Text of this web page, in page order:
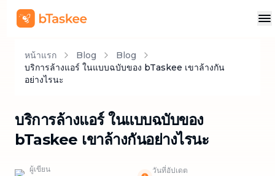
หน้าแรก Blog
Blog
บริการล้างแอร์ ในแบบฉบับของ bTaskee เขาล้างกัน
อย่างไรนะ
บริการล้างแอร์ ในแบบฉบับของ
bTaskee เขาล้างกันอย่างไรนะ
ผู้เขียน วันที่อัปเดต